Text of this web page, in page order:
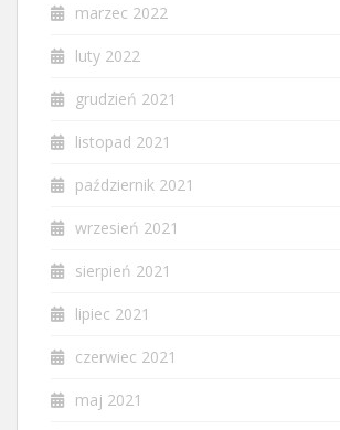
marzec 2022
luty 2022
grudzień 2021
listopad 2021
październik 2021
wrzesień 2021
sierpień 2021
lipiec 2021
czerwiec 2021
maj 2021